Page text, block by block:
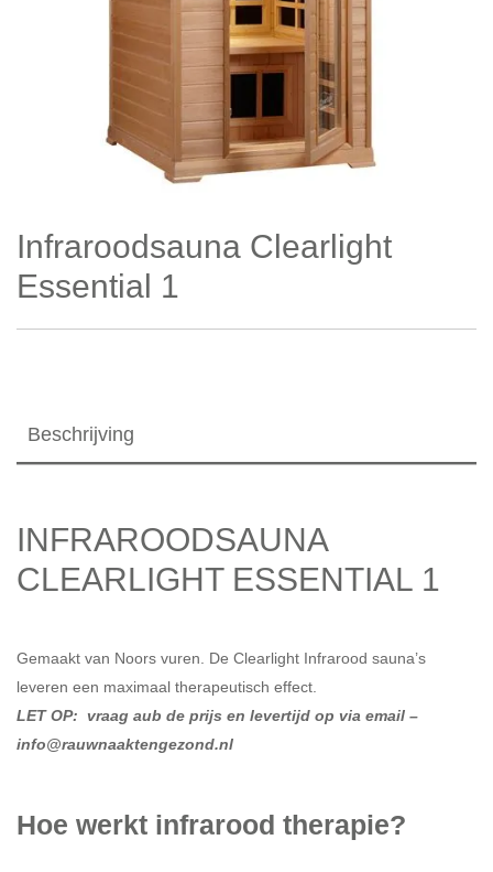
Infraroodsauna Clearlight
Essential 1
Beschrijving
INFRAROODSAUNA
CLEARLIGHT ESSENTIAL 1
Gemaakt van Noors vuren. De Clearlight Infrarood sauna’s
leveren een maximaal therapeutisch effect.
LET OP: vraag aub de prijs en levertijd op via email –
info@rauwnaaktengezond.nl
Hoe werkt infrarood therapie?